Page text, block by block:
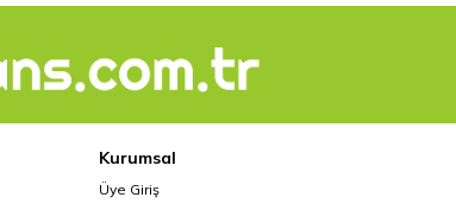
Kurumsal
Üye Giriş